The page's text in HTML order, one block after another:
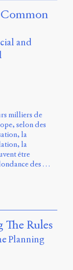
Common
and
milliers de
selon des
la
la
être
des …
Rules
Planning